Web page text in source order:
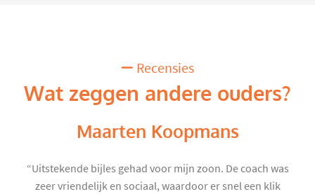
Recensies
Wat zeggen andere ouders?
Maarten Koopmans
“Uitstekende bijles gehad voor mijn zoon. De coach was
zeer vriendelijk en sociaal, waardoor er snel een klik